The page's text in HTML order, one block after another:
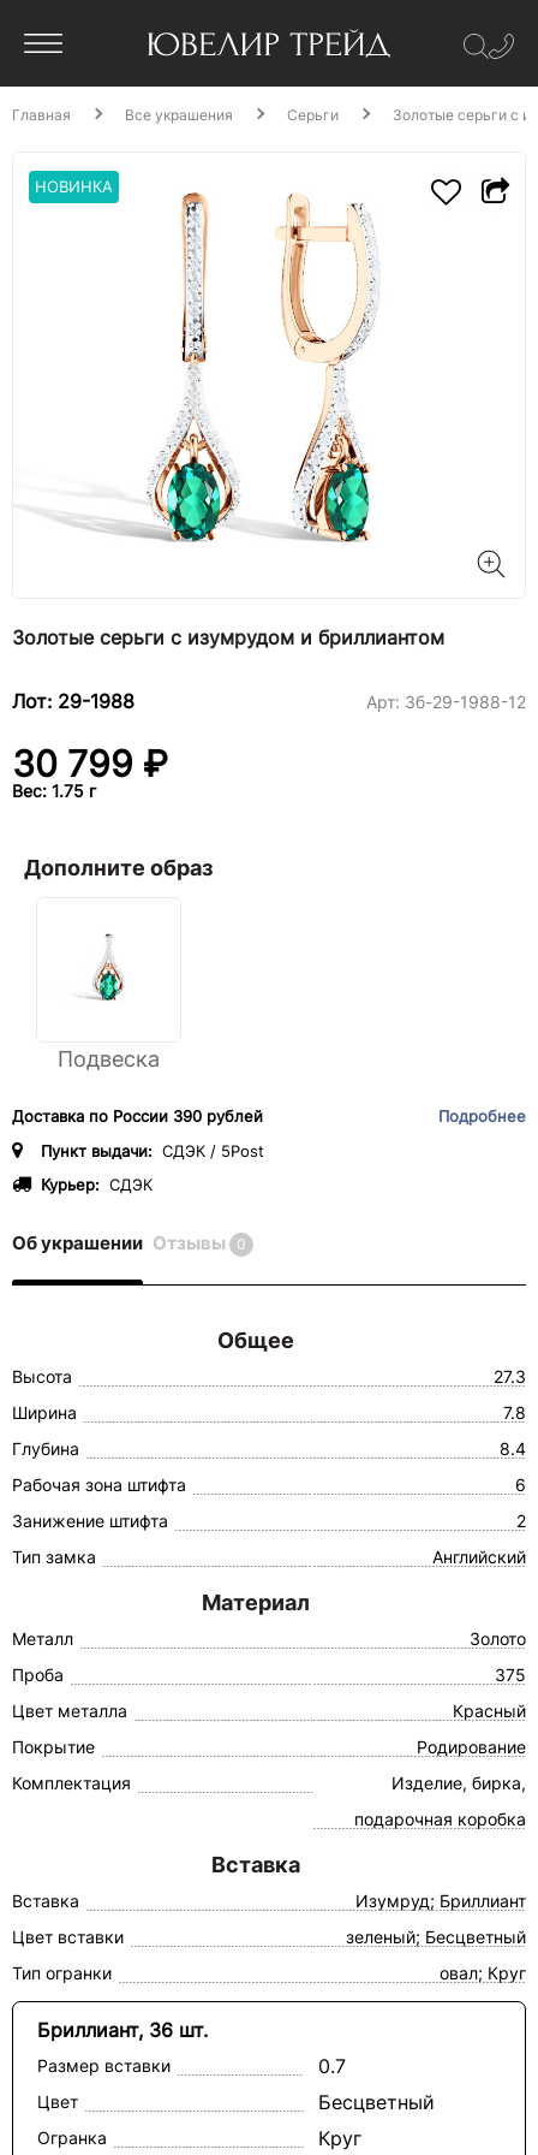
Главная Все украшения Серьги Золотые серьги с
НОВИНКА
Золотые серьги с изумрудом и бриллиантом
Лот: 29-1988 Арт: 3б-29-1988-12
30 799 ₽
Вес: 1.75 г
Дополните образ
Подвеска
Доставка по России 390 рублей
Подробнее
Пункт выдачи: СДЭК / 5Post
Курьер: СДЭК
Об украшении Отзывы 0
Общее
Высота
27.3
Ширина
7.8
Глубина
8.4
Рабочая зона штифта
6
Занижение штифта
2
Тип замка
Английский
Материал
Металл
Золото
Проба
375
Цвет металла
Красный
Покрытие
Родирование
Комплектация
Изделие, бирка,
подарочная коробка
Вставка
Вставка
Изумруд; Бриллиант
Цвет вставки
зеленый; Бесцветный
Тип огранки
овал; Круг
Бриллиант, 36 шт.
Размер вставки 0.7
Цвет Бесцветный
Огранка Круг